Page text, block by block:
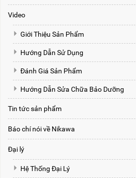
Video
Giới Thiệu Sản Phẩm
Hướng Dẫn Sử Dụng
Đánh Giá Sản Phẩm
Hướng Dẫn Sửa Chữa Bảo Dưỡng
Tin tức sản phẩm
Báo chí nói về Nikawa
Đại lý
Hệ Thống Đại Lý